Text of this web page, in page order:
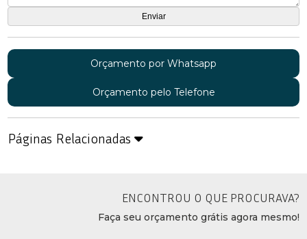
Orçamento por Whatsapp
Orçamento pelo Telefone
Páginas Relacionadas
ENCONTROU O QUE PROCURAVA?
Faça seu orçamento grátis agora mesmo!